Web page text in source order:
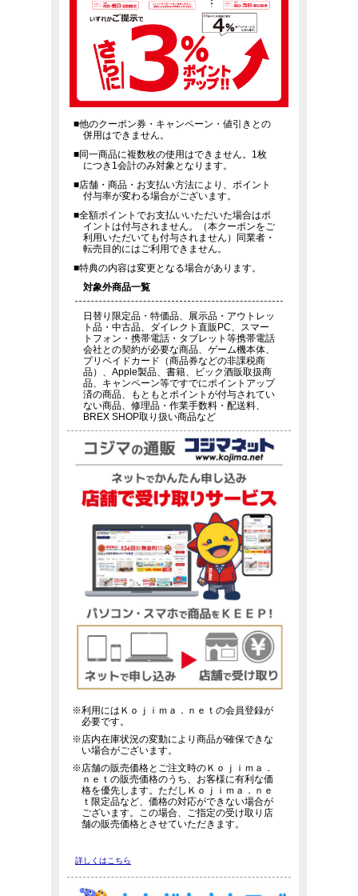
■他のクーポン券・キャンペーン・値引きとの
併用はできません。
■同一商品に複数枚の使用はできません。1枚
につき1会計のみ対象となります。
■店舗・商品・お支払い方法により、ポイント
付与率が変わる場合がございます。
■全額ポイントでお支払いいただいた場合はポ
イントは付与されません。（本クーポンをご
利用いただいても付与されません）同業者・
転売目的にはご利用できません。
■特典の内容は変更となる場合があります。
対象外商品一覧
日替り限定品・特価品、展示品・アウトレッ
ト品・中古品、ダイレクト直販PC、スマー
トフォン・携帯電話・タブレット等携帯電話
会社との契約が必要な商品、ゲーム機本体、
プリペイドカード（商品券などの非課税商
品）、Apple製品、書籍、ビック酒販取扱商
品、キャンペーン等ですでにポイントアップ
済の商品、もともとポイントが付与されてい
ない商品、修理品・作業手数料・配送料、
BREX SHOP取り扱い商品など
※利用にはＫｏｊｉｍａ．ｎｅｔの会員登録が
必要です。
※店内在庫状況の変動により商品が確保できな
い場合がございます。
※店舗の販売価格とご注文時のＫｏｊｉｍａ．
ｎｅｔの販売価格のうち、お客様に有利な価
格を優先します。ただしＫｏｊｉｍａ．ｎｅ
ｔ限定品など、価格の対応ができない場合が
ございます。この場合、ご指定の受け取り店
舗の販売価格とさせていただきます。
詳しくはこちら